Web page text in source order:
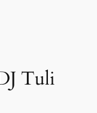
Tuli